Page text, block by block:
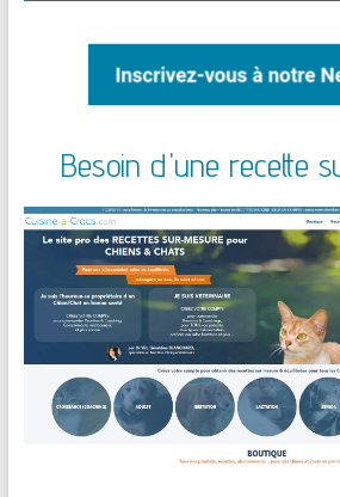
Besoin d'une recette